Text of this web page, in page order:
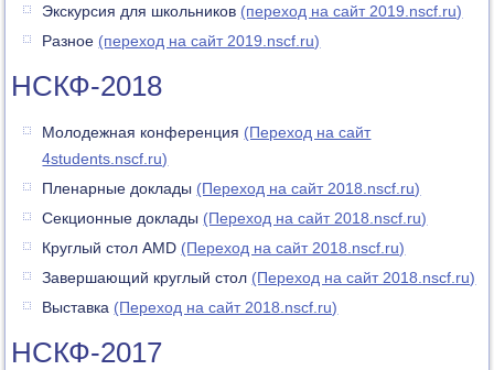
Экскурсия для школьников (переход на сайт 2019.nscf.ru)
Разное (переход на сайт 2019.nscf.ru)
НСКФ-2018
Молодежная конференция (Переход на сайт
4students.nscf.ru)
Пленарные доклады (Переход на сайт 2018.nscf.ru)
Секционные доклады (Переход на сайт 2018.nscf.ru)
Круглый стол AMD (Переход на сайт 2018.nscf.ru)
Завершающий круглый стол (Переход на сайт 2018.nscf.ru)
Выставка (Переход на сайт 2018.nscf.ru)
НСКФ-2017